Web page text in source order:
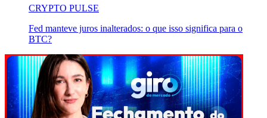
CRYPTO PULSE
Fed manteve juros inalterados: o que isso significa para o
BTC?